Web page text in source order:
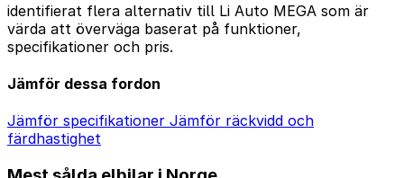
identifierat flera alternativ till Li Auto MEGA som är
värda att överväga baserat på funktioner,
specifikationer och pris.
Jämför dessa fordon
Jämför specifikationer Jämför räckvidd och
färdhastighet